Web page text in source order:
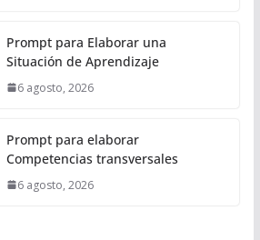
Prompt para Elaborar una
Situación de Aprendizaje
6 agosto, 2026
Prompt para elaborar
Competencias transversales
6 agosto, 2026